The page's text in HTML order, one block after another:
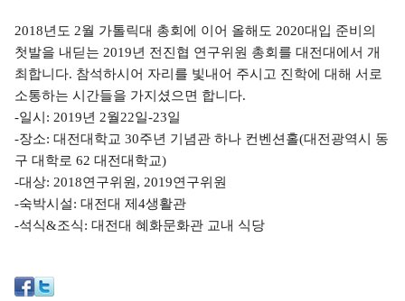
본문
2018년도 2월 가톨릭대 총회에 이어 올해도 2020대입 준비의
첫발을 내딛는 2019년 전진협 연구위원 총회를 대전대에서 개
최합니다. 참석하시어 자리를 빛내어 주시고 진학에 대해 서로
소통하는 시간들을 가지셨으면 합니다.
-일시 : 2019년 2월22일-23일
-장소: 대전대학교 30주년 기념관 하나 컨벤션홀(대전광역시 동
구 대학로 62 대전대학교)
-대상: 2018연구위원 , 2019연구위원
-숙박시설: 대전대 제 4생활관
-석식&조식: 대전대 혜화문화관 교내 식당